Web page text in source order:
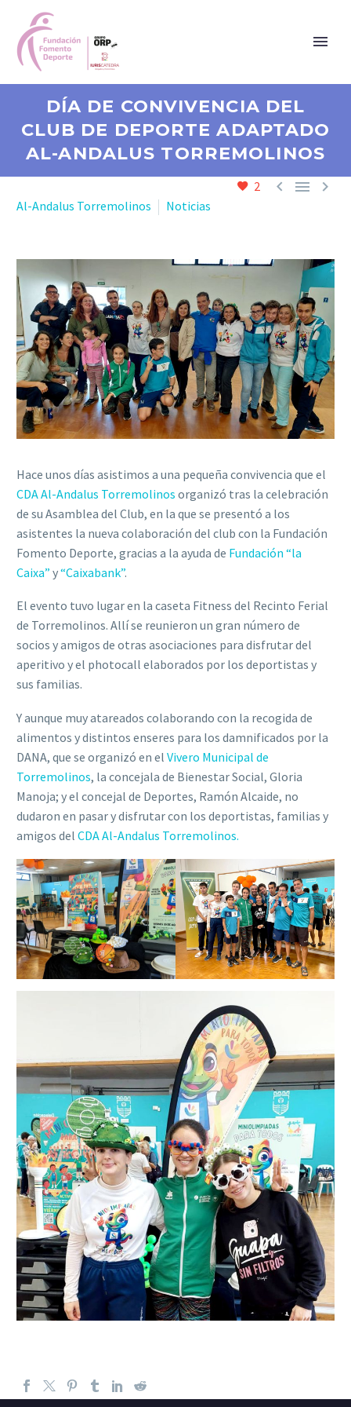
DÍA DE CONVIVENCIA DEL
CLUB DE DEPORTE ADAPTADO
AL-ANDALUS TORREMOLINOS
2   
Al-Andalus Torremolinos Noticias
Hace unos días asistimos a una pequeña convivencia que el
CDA Al-Andalus Torremolinos organizó tras la celebración
de su Asamblea del Club, en la que se presentó a los
asistentes la nueva colaboración del club con la Fundación
Fomento Deporte, gracias a la ayuda de Fundación “la
Caixa” y“Caixabank”.
El evento tuvo lugar en la caseta Fitness del Recinto Ferial
de Torremolinos. Allí se reunieron un gran número de
socios y amigos de otras asociaciones para disfrutar del
aperitivo y el photocall elaborados por los deportistas y
sus familias.
Y aunque muy atareados colaborando con la recogida de
alimentos y distintos enseres para los damnificados por la
DANA, que se organizó en el Vivero Municipal de
Torremolinos, la concejala de Bienestar Social, Gloria
Manoja; y el concejal de Deportes, Ramón Alcaide, no
dudaron en pasar y disfrutar con los deportistas, familias y
amigos del CDA Al-Andalus Torremolinos.